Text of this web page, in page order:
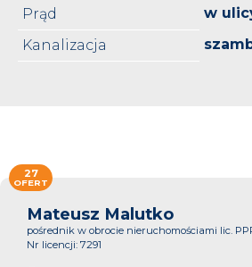
Prąd
w
Kanalizacja
Mateusz Malutko
pośrednik w obrocie nieruchomościami lic.
Nr licencji: 7291
27
OFERT